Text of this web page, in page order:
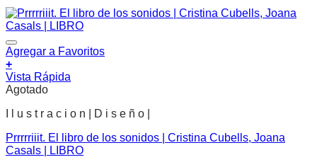
Agregar a Favoritos
+
Vista Rápida
Agotado
I l u s t r a c i o n | D i s e ñ o |
Prrrrriiit. El libro de los sonidos | Cristina Cubells, Joana
Casals | LIBRO